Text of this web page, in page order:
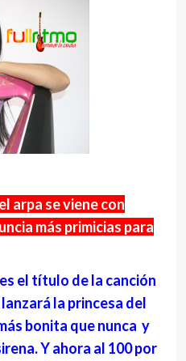
arpa se viene con
más primicias para
el título de la canción
la princesa del
bonita que nunca y
Y ahora al 100 por